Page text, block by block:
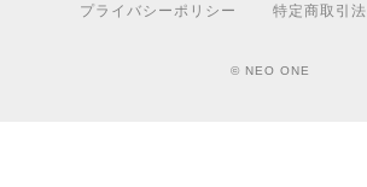
プライバシーポリシー 特定商取引
© NEO ONE